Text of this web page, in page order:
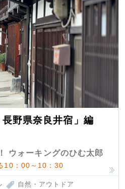
長野県奈良井宿」編
ウォーキングのひむ太郎
10：00～10：30
自然・アウトドア